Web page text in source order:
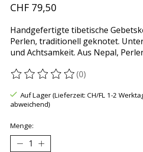
CHF 79,50
Handgefertigte tibetische
Perlen, traditionell geknotet.
und Achtsamkeit. Aus Nepal,
Die Bewertung dieses Produkts ist
(0)
Auf Lager (Lieferzeit: CH/FL 1-2
abweichend)
Menge: